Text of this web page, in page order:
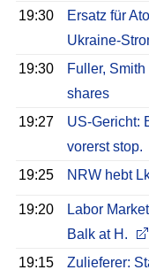
19:30
Ersatz für
Ukraine-
19:30
Fuller,
shares
19:27
US-Gericht:
vorerst stop.
19:25
NRW hebt
19:20
Labor
Balk at H.
19:15
Zulieferer: